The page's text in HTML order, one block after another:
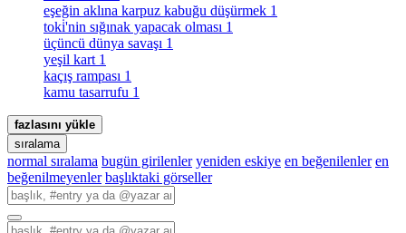
eşeğin aklına karpuz kabuğu düşürmek 1
toki̇'nin sığınak yapacak olması 1
üçüncü dünya savaşı 1
yeşil kart 1
kaçış rampası 1
kamu tasarrufu 1
fazlasını yükle
sıralama
normal sıralama bugün girilenler yeniden eskiye en beğenilenler en
beğenilmeyenler başlıktaki görseller